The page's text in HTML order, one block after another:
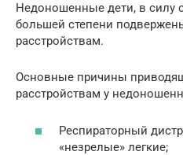
Недоношенные дети, в силу
большей степени
расстройствам.
Основные причины
расстройствам у
Респираторный
«незрелые» легкие;